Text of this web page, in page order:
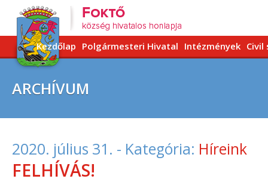
Kezdőlap Polgármesteri Hivatal Intézmények Civil
ARCHÍVUM
2020. július 31. - Kategória: Híreink
FELHÍVÁS!